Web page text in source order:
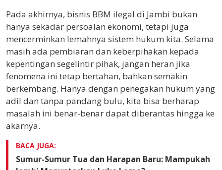
Pada akhirnya, bisnis BBM ilegal di Jambi bukan
hanya sekadar persoalan ekonomi, tetapi juga
mencerminkan lemahnya sistem hukum kita. Selama
masih ada pembiaran dan keberpihakan kepada
kepentingan segelintir pihak, jangan heran jika
fenomena ini tetap bertahan, bahkan semakin
berkembang. Hanya dengan penegakan hukum yang
adil dan tanpa pandang bulu, kita bisa berharap
masalah ini benar-benar dapat diberantas hingga ke
akarnya.
BACA JUGA:
Sumur-Sumur Tua dan Harapan Baru: Mampukah